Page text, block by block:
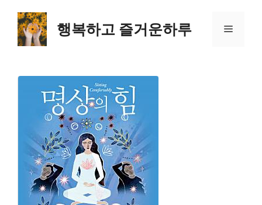
행복하고 즐거운하루 메